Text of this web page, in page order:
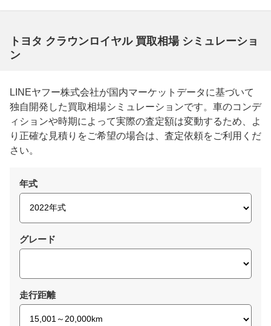
トヨタ クラウンロイヤル 買取相場 シミュレーショ
ン
LINEヤフー株式会社が国内マーケットデータに基づいて
独自開発した買取相場シミュレーションです。車のコンデ
ィションや時期によって実際の査定額は変動するため、よ
り正確な見積りをご希望の場合は、査定依頼をご利用くだ
さい。
年式
グレード
走行距離